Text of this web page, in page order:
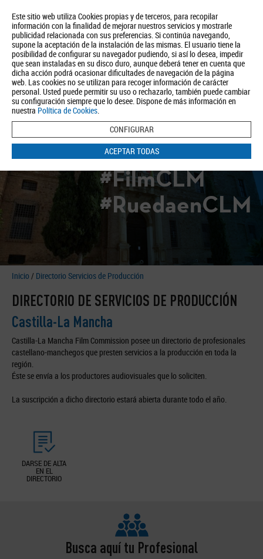
Este sitio web utiliza Cookies propias y de terceros, para recopilar
información con la finalidad de mejorar nuestros servicios y mostrarle
publicidad relacionada con sus preferencias. Si continúa navegando,
supone la aceptación de la instalación de las mismas. El usuario tiene la
posibilidad de configurar su navegador pudiendo, si así lo desea, impedir
que sean instaladas en su disco duro, aunque deberá tener en cuenta que
dicha acción podrá ocasionar dificultades de navegación de la página
web. Las cookies no se utilizan para recoger información de carácter
personal. Usted puede permitir su uso o rechazarlo, también puede cambiar
su configuración siempre que lo desee. Dispone de más información en
nuestra Política de Cookies.
CONFIGURAR
ACEPTAR TODAS
Quiénes somos Turismo Política de Privacidad Aviso Legal
Política de Cookies
BUSCAR
#FilmCLM
#RuedaenCLM
Inicio / Directorio Servicios de Producción
DIRECTORIO DE SERVICIOS DE PRODUCCIÓN
Castilla-La Mancha
Castilla-La Mancha Film Commission posee un directorio de profesionales
castellano-manchegos que presten servicios a la producción en toda la
región.
Éste se envía a los productores audiovisuales que lo soliciten.
La suscripción a dicho directorio estará abierta durante todo el año.
DARSE DE ALTA
EN EL
DIRECTORIO
Busca aquí tu Profesional